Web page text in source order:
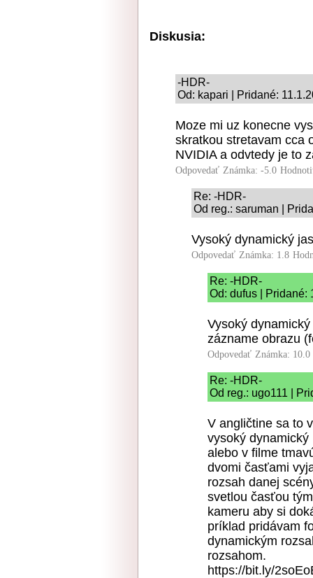
Diskusia:
-HDR-
Od: kapari | Pridané:
Moze mi uz konecne
skratkou stretavam cca
NVIDIA a odvtedy je to
Odpovedať Známka: -5.0
Re: -HDR-
Od reg.: saruman |
Vysoký dynamický
Odpovedať Známka: 1.8
Re: -HDR-
Od: dufus | Pridané:
Vysoký
zázname obrazu
Odpovedať Známka: 10.0
Re: -HDR-
Od reg.: ugo111 |
V angličtine sa to
vysoký dynamický
alebo v filme
dvomi časťami
rozsah danej
svetlou časťou
kameru aby si
príklad pridávam
dynamickým
rozsahom.
https://bit.ly/